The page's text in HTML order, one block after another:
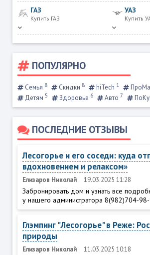
ГАЗ
Купить ГАЗ
УАЗ
Купить
ПОПУЛЯРНО
Семья 8 Скидки 8 hiTech 1
Детям 5 Здоровье 6 Авто 7
ПОСЛЕДНИЕ ОТЗЫВЫ
Лесогорье и его соседи: куда
вдохновением и релаксом»
Елизаров Николай 19.03.2025 11:28
Забронировать дом и узнать все
у нашего администратора 8(982)704-
Глэмпинг "Лесогорье" в Реже:
природы
Елизаров Николай 11.03.2025 10:18